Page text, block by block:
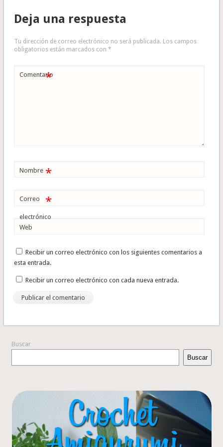
Deja una respuesta
Tu dirección de correo electrónico no será publicada. Los campos
obligatorios están marcados con *
Comentario
*
Nombre *
Correo
electrónico
*
Web
Recibir un correo electrónico con los siguientes comentarios a
esta entrada.
Recibir un correo electrónico con cada nueva entrada.
Buscar
Buscar